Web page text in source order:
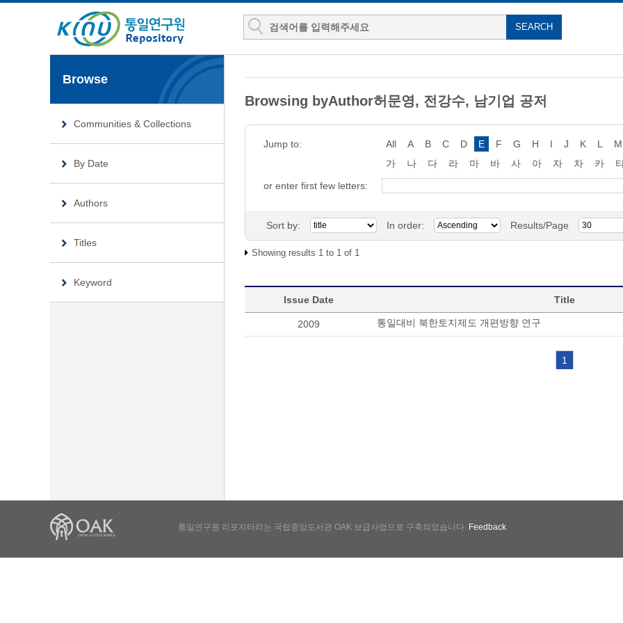
Browse
Communities & Collections
By Date
Authors
Titles
Keyword
Browsing byAuthor허문영, 전강수, 남기업 공저
Jump to: All A B C D E F G H I J K L M
가
나 다 라 마 바 사 아 자 차 카
or enter first few letters:
Sort by: In order: Results/Page
Showing results 1 to 1 of 1
Issue Date Title
2009 통일대비 북한토지제도 개편방향 연구
1
통일연구원 리포지터리는 국립중앙도서관 OAK 보급사업으로 구축되었습니다. Feedback